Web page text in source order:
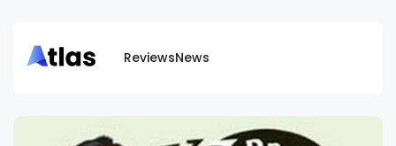
ReviewsNews